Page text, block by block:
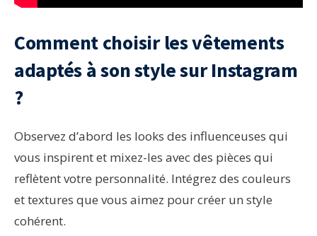
Comment choisir les vêtements
adaptés à son style sur Instagram
?
Observez d’abord les looks des influenceuses qui
vous inspirent et mixez-les avec des pièces qui
reflètent votre personnalité. Intégrez des couleurs
et textures que vous aimez pour créer un style
cohérent.